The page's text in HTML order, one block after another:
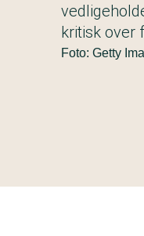
kritisk over
Foto: Getty